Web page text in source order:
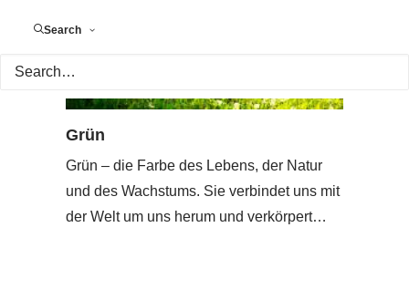
Search
Grün
Grün – die Farbe des Lebens, der Natur
und des Wachstums. Sie verbindet uns mit
der Welt um uns herum und verkörpert…